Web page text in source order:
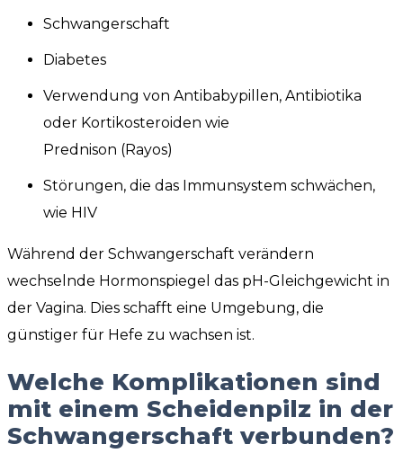
Schwangerschaft
Diabetes
Verwendung von Antibabypillen, Antibiotika
oder Kortikosteroiden wie
Prednison (Rayos)
Störungen, die das Immunsystem schwächen,
wie HIV
Während der Schwangerschaft verändern
wechselnde Hormonspiegel das pH-Gleichgewicht in
der Vagina. Dies schafft eine Umgebung, die
günstiger für Hefe zu wachsen ist.
Welche Komplikationen sind
mit einem Scheidenpilz in der
Schwangerschaft verbunden?